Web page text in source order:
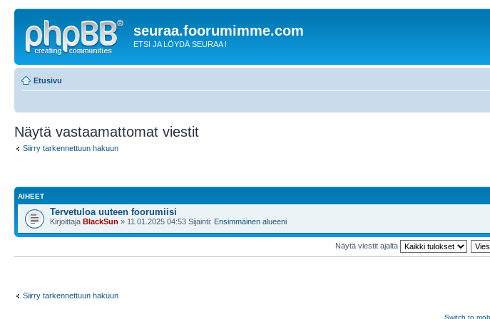
seuraa.foorumimme.com
ETSI JA LÖYDÄ SEURAA !
Etusivu
Näytä vastaamattomat viestit
Siirry tarkennettuun hakuun
AIHEET
Tervetuloa uuteen foorumiisi
Kirjoittaja BlackSun » 11.01.2025 04:53 Sijainti: Ensimmäinen alueeni
Näytä viestit ajalta
Siirry tarkennettuun hakuun
Switch to